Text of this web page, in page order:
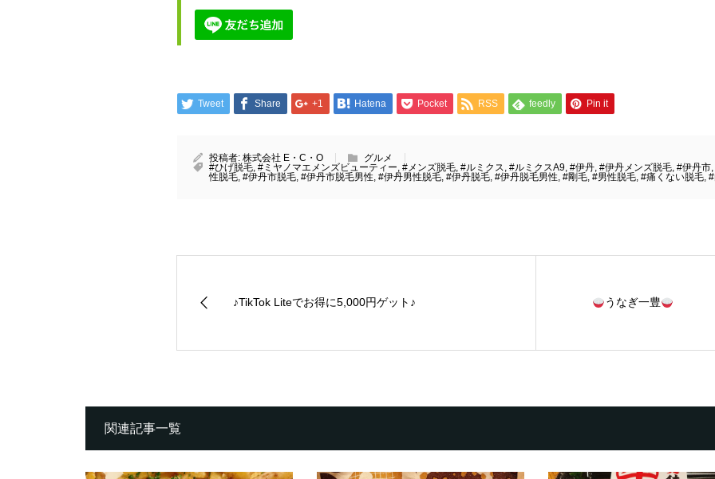
Tweet Share +1 Hatena Pocket RSS feedly Pin it
投稿者: 株式会社 E・C・O
グルメ
#ひげ脱毛, #ミヤノマエメンズビューティー, #メンズ脱毛, #ルミクス, #ルミクスA9, #伊丹, #伊丹メンズ脱毛, #伊丹市,
性脱毛, #伊丹市脱毛, #伊丹市脱毛男性, #伊丹男性脱毛, #伊丹脱毛, #伊丹脱毛男性, #剛毛, #男性脱毛, #痛くない脱毛,
♪TikTok Liteでお得に5,000円ゲット♪ うなぎ一豊
関連記事一覧